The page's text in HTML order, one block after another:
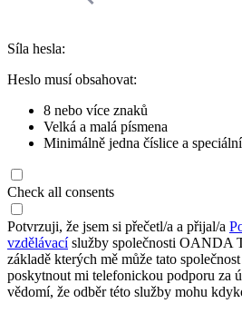
Síla hesla:
Heslo musí obsahovat:
8 nebo více znaků
Velká a malá písmena
Minimálně jedna číslice a
Check all consents
Potvrzuji, že jsem si přečetl/a a přijal/a
vzdělávacíslužby společnosti OANDA
základě kterých mě může tato
poskytnout mi telefonickou podporu za
vědomí, že odběr této služby mohu